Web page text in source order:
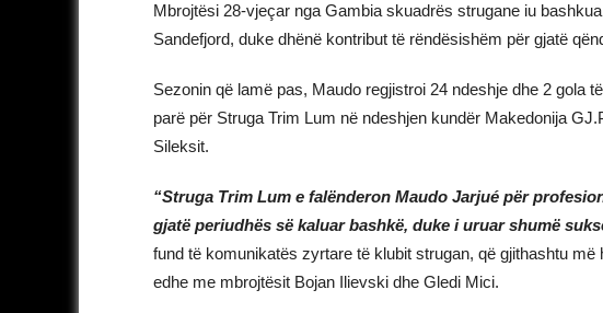
Mbrojtësi 28-vjeçar nga Gambia skuadrës strugane iu
Sandefjord, duke dhënë kontribut të rëndësishëm për gjatë
Sezonin që lamë pas, Maudo regjistroi 24 ndeshje dhe 2 gola
parë për Struga Trim Lum në ndeshjen kundër Makedonija
Sileksit.
“Struga Trim Lum e falënderon Maudo Jarjué për
gjatë periudhës së kaluar bashkë, duke i uruar shumë
fund të komunikatës zyrtare të klubit strugan, që gjithashtu
edhe me mbrojtësit Bojan Ilievski dhe Gledi Mici.